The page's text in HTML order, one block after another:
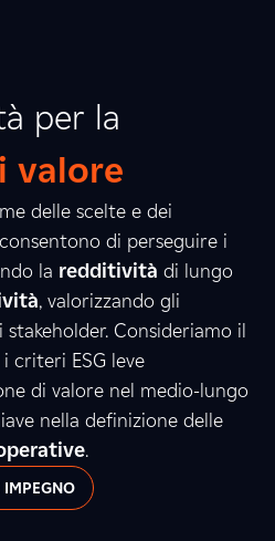
per la
valore
delle scelte e dei
di perseguire i
la redditività di lungo
, valorizzando gli
Consideriamo il
criteri ESG leve
di valore nel medio-lungo
nella definizione delle
.
IMPEGNO